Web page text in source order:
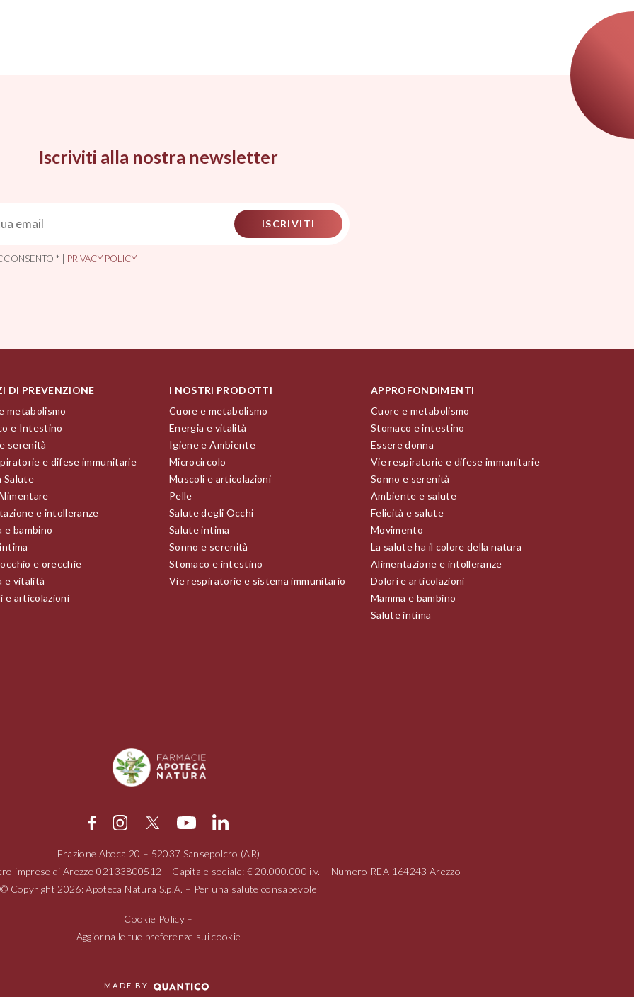
Iscriviti alla nostra newsletter
ISCRIVITI
* | PRIVACY POLICY
DI PREVENZIONE
metabolismo
e Intestino
serenità
e difese immunitarie
Salute
e intolleranze
e bambino
e orecchie
e vitalità
e articolazioni
I NOSTRI PRODOTTI
Cuore e metabolismo
Energia e vitalità
Igiene e Ambiente
Microcircolo
Muscoli e articolazioni
Pelle
Salute degli Occhi
Salute intima
Sonno e serenità
Stomaco e intestino
Vie respiratorie e sistema immunitario
APPROFONDIMENTI
Cuore e metabolismo
Stomaco e intestino
Essere donna
Vie respiratorie e difese immunitarie
Sonno e serenità
Ambiente e salute
Felicità e salute
Movimento
La salute ha il colore della natura
Alimentazione e intolleranze
Dolori e articolazioni
Mamma e bambino
Salute intima
Frazione Aboca 20 – 52037 Sansepolcro (AR)
imprese di Arezzo02133800512 – Capitale sociale: € 20.000.000 i.v. – Numero REA 164243 Arezzo
© Copyright 2026: Apoteca Natura S.p.A. – Per una salute consapevole
Cookie Policy–
Aggiorna le tue preferenze sui cookie
MADE BY